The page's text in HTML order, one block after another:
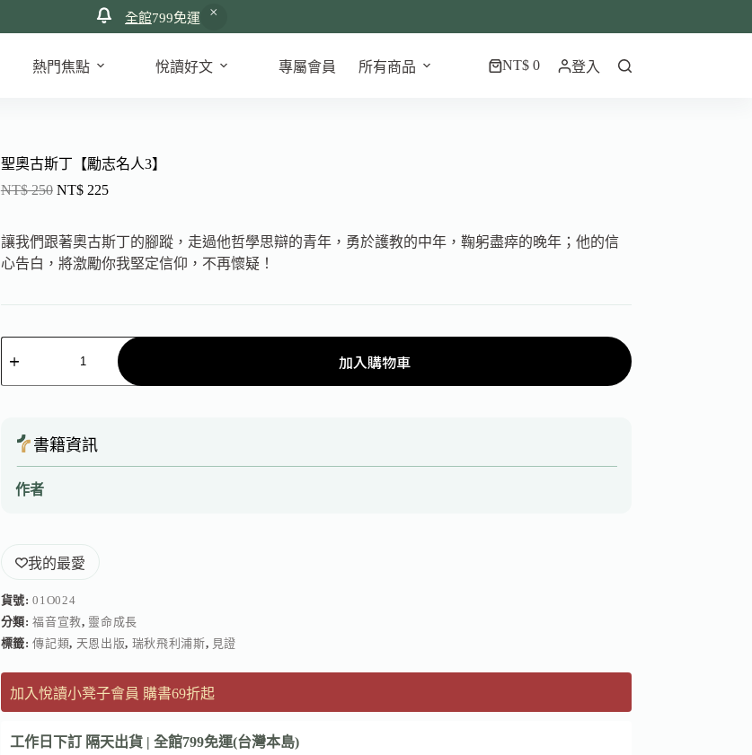
全館799免運
熱門焦點 悅讀好文 專屬會員 所有商品 NT$0 登入
聖奧古斯丁【勵志名人3】
NT$250 NT$225
讓我們跟著奧古斯丁的腳蹤，走過他哲學思辯的青年，勇於護教的中年，鞠躬盡瘁的晚年；他的信
心告白，將激勵你我堅定信仰，不再懷疑！
加入購物車
書籍資訊
作者
我的最愛
貨號:01O024
分類:福音宣教, 靈命成長
標籤:傳記類, 天恩出版, 瑞秋飛利浦斯, 見證
加入悅讀小凳子會員 購書69折起
工作日下訂 隔天出貨 | 全館799免運(台灣本島)